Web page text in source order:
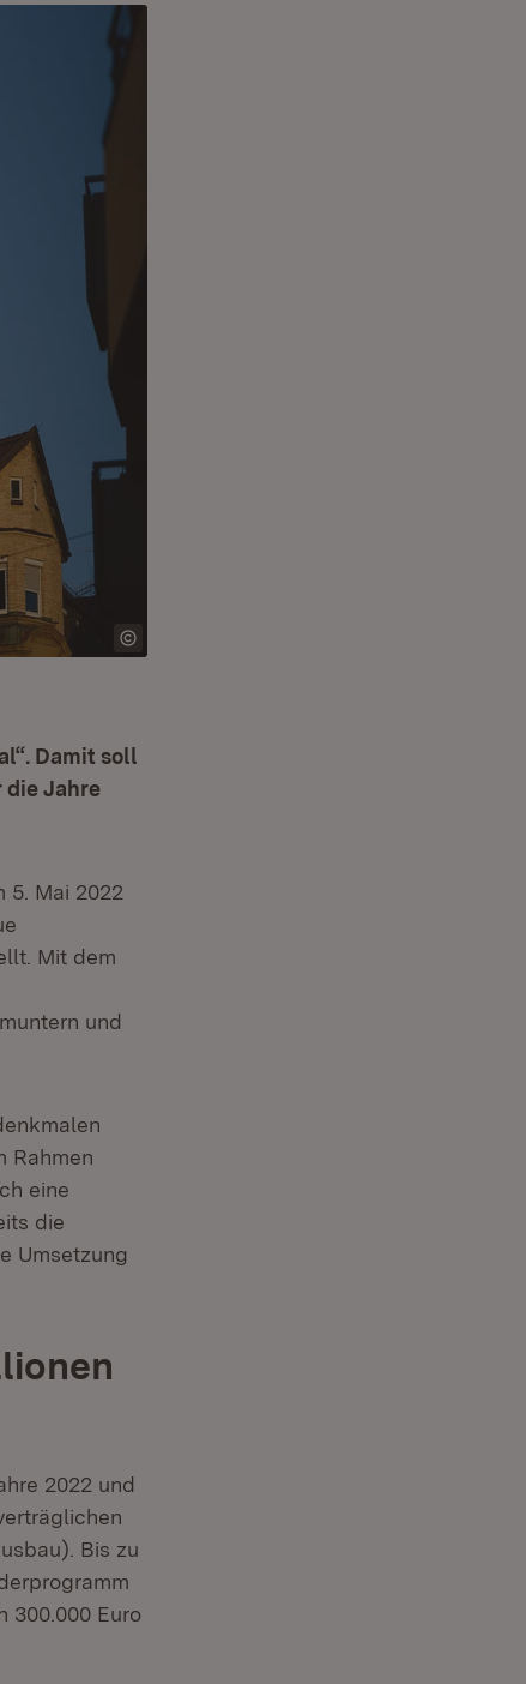
Damit soll
die Jahre
5. Mai 2022
Mit dem
und
Rahmen
eine
die
Umsetzung
2022 und
Bis zu
300.000 Euro